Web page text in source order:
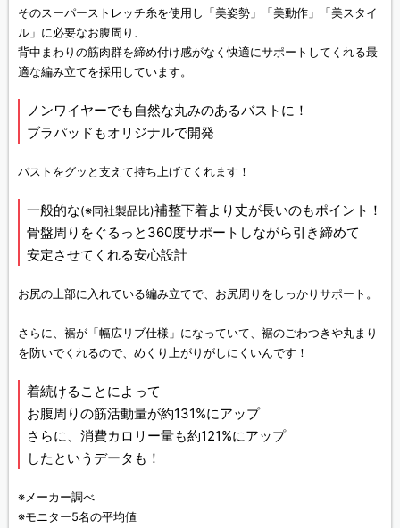
そのスーパーストレッチ糸を使用し「美姿勢」「美動作」「美スタイ
ル」に必要なお腹周り、
背中まわりの筋肉群を締め付け感がなく快適にサポートしてくれる最
適な編み立てを採用しています。
ノンワイヤーでも自然な丸みのあるバストに！
ブラパッドもオリジナルで開発
バストをグッと支えて持ち上げてくれます！
一般的な(※同社製品比)補整下着より丈が長いのもポイント！
骨盤周りをぐるっと360度サポートしながら引き締めて
安定させてくれる安心設計
お尻の上部に入れている編み立てで、お尻周りをしっかりサポート。
さらに、裾が「幅広リブ仕様」になっていて、裾のごわつきや丸まり
を防いでくれるので、めくり上がりがしにくいんです！
着続けることによって
お腹周りの筋活動量が約131%にアップ
さらに、消費カロリー量も約121%にアップ
したというデータも！
※メーカー調べ
※モニター5名の平均値